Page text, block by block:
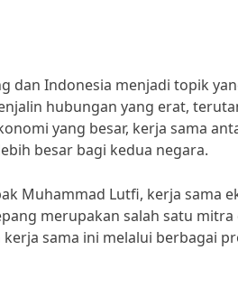
dan Indonesia menjadi topik
hubungan yang erat,
yang besar, kerja sama
besar bagi kedua negara.
Muhammad Lutfi, kerja sama
merupakan salah satu
sama ini melalui berbagai